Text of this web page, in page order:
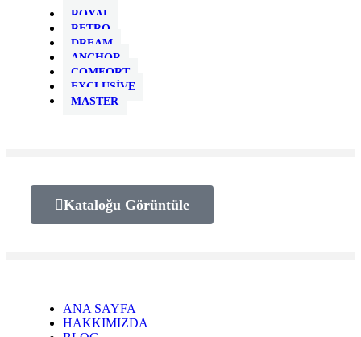
ROYAL
RETRO
DREAM
ANCHOR
COMFORT
EXCLUSIVE
MASTER
Kataloğu Görüntüle
ANA SAYFA
HAKKIMIZDA